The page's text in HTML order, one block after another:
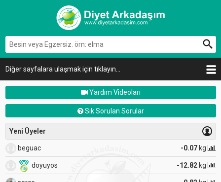
Diğer sayfalara ulaşmak için tıklayın...
Yardım Videoları
Sık Sorulan Sorular
Yeni Üyeler
beguac -0.07 kg
doyuyos -12.82 kg